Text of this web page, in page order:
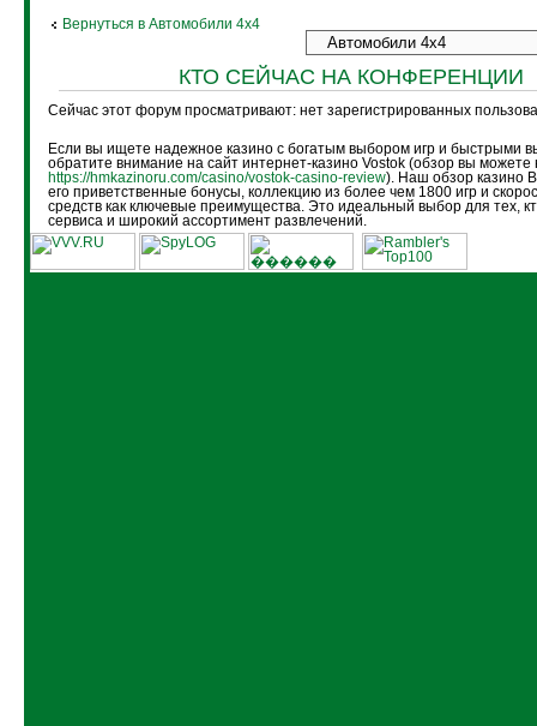
Вернуться в Автомобили 4х4
КТО СЕЙЧАС НА КОНФЕРЕНЦИИ
Сейчас этот форум просматривают: нет зарегистрированных
Если вы ищете надежное казино с богатым выбором игр и быстрыми
обратите внимание на сайт интернет-казино Vostok (обзор вы можете
https://hmkazinoru.com/casino/vostok-casino-review). Наш обзор казино
его приветственные бонусы, коллекцию из более чем 1800 игр и
средств как ключевые преимущества. Это идеальный выбор для тех,
сервиса и широкий ассортимент развлечений.